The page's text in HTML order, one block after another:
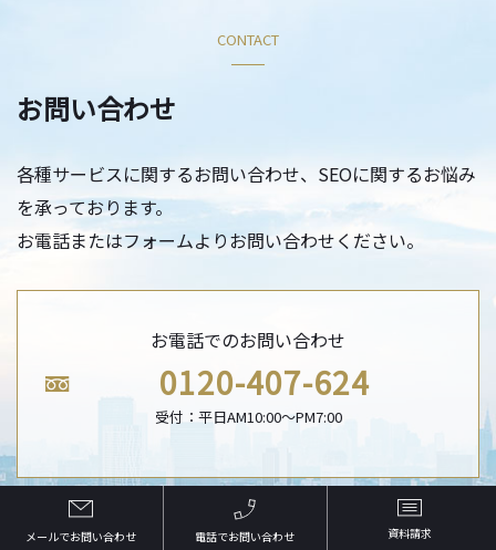
CONTACT
お問い合わせ
各種サービスに関するお問い合わせ、SEOに関するお悩み
を承っております。
お電話またはフォームよりお問い合わせください。
お電話でのお問い合わせ
0120-407-624
受付：平日AM10:00〜PM7:00
メールでお問い合わせ 電話でお問い合わせ 資料請求